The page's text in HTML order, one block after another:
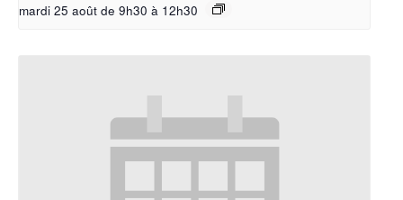
mardi 25 août de 9h30 à 12h30